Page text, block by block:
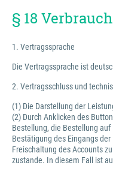
§ 18
1. Vertragssprache
Die Vertragssprache ist
2. Vertragsschluss und
(1) Die Darstellung der
(2) Durch Anklicken des
Bestellung, die Bestellung
Bestätigung des Eingangs
Freischaltung des Accounts
zustande. In diesem Fall ist